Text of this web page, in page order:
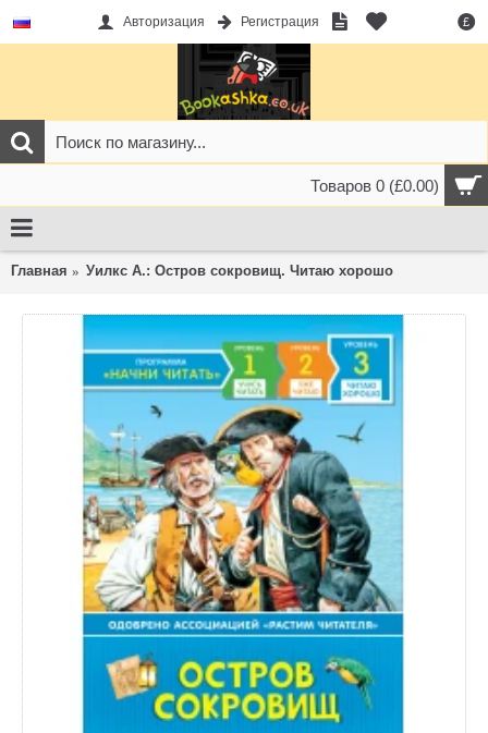
£
Авторизация Регистрация
Товаров 0 (£0.00)
Главная Уилкс А.: Остров сокровищ. Читаю хорошо